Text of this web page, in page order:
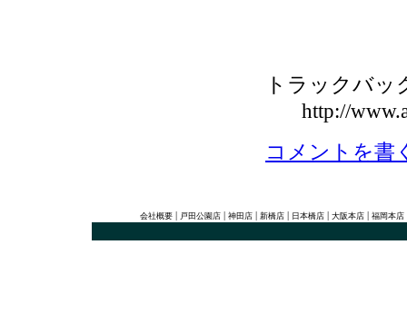
トラックバッ
http://
コメントを書
会社概要 戸田公園店 神田店 新橋店 日本橋店 大阪本店 福岡本店